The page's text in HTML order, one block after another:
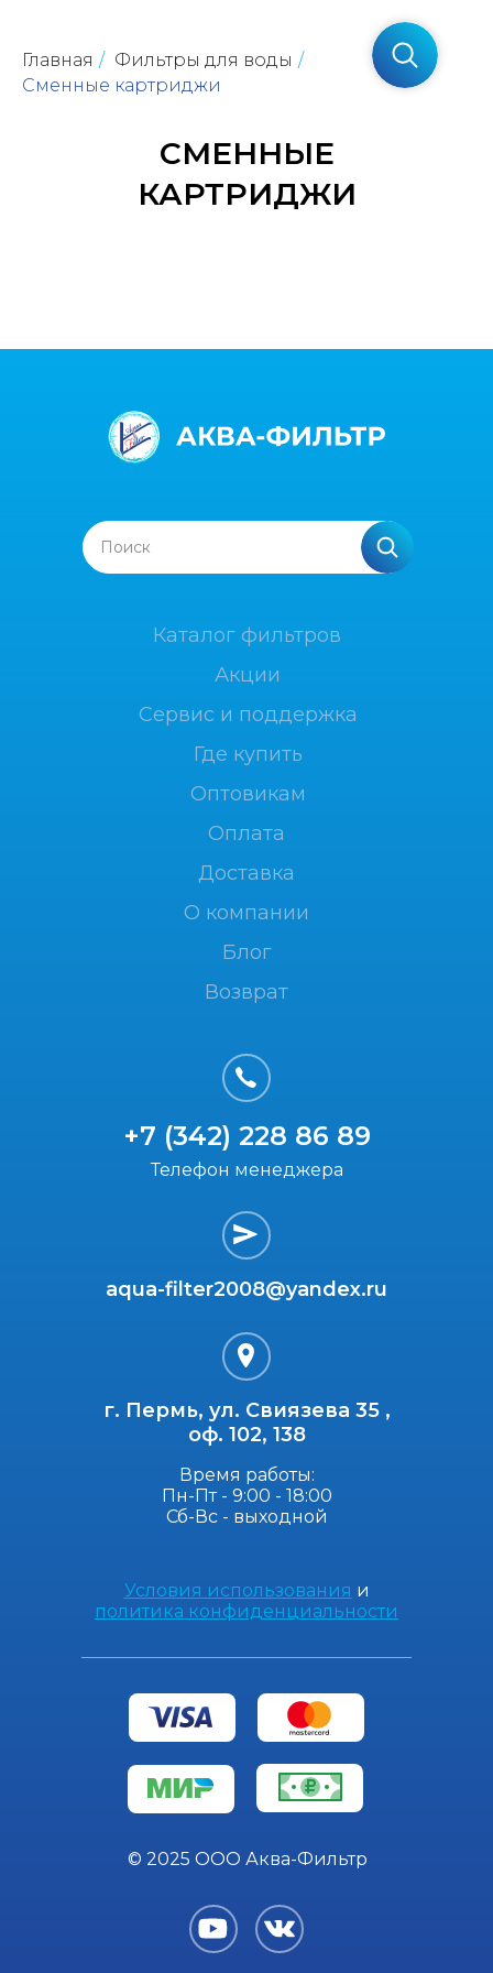
Главная / Фильтры для воды /
Сменные картриджи
СМЕННЫЕ
КАРТРИДЖИ
Поиск
+7 (342) 228 86 89
aqua-filter2008@yandex.ru
г. Пермь, ул. Свиязева 35 ,
оф. 102, 138
© 2025 ООО Аква-Фильтр
Телефон менеджера
Время работы:
Пн-Пт - 9:00 - 18:00
Сб-Вс - выходной
Условия использования и
политика конфиденциальности
Каталог фильтров
Оплата
Доставка
О компании
Блог
Возврат
Акции
Сервис и поддержка
Где купить
Оптовикам